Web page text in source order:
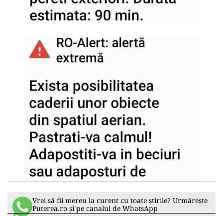
Vrei să fii mereu la curent cu toate știrile? Urmărește
Puterea.ro și pe canalul de WhatsApp